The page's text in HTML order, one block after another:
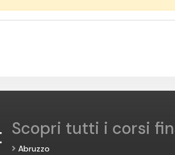
Scopri tutti i corsi
Abruzzo